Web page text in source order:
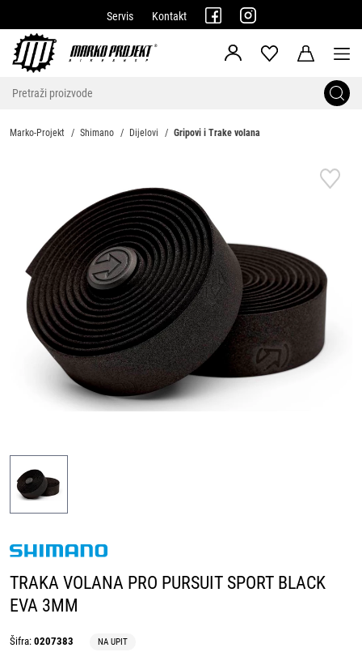
Servis Kontakt
Marko-Projekt Shimano Dijelovi Gripovi i Trake volana
TRAKA VOLANA PRO PURSUIT SPORT BLACK
EVA 3MM
Šifra: 0207383 NA UPIT